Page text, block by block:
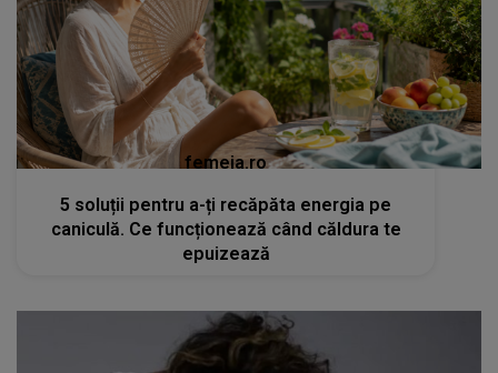
femeia.ro
5 soluții pentru a-ți recăpăta energia pe
caniculă. Ce funcționează când căldura te
epuizează